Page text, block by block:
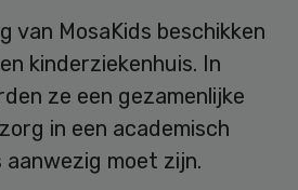
van MosaKids beschikken
kinderziekenhuis. In
ze een gezamenlijke
in een academisch
aanwezig moet zijn.